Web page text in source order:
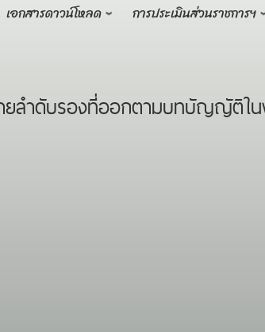
เอกสารดาวน์โหลด
การประเมินส่วนราชการฯ
ดับรองที่ออกตามบทบัญญัติใ